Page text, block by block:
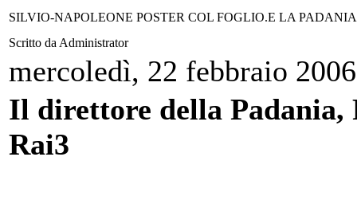
SILVIO-NAPOLEONE POSTER COL FOGLIO.E LA
Scritto da Administrator
mercoledì, 22 febbraio 2006
Il direttore della Padania,
Rai3